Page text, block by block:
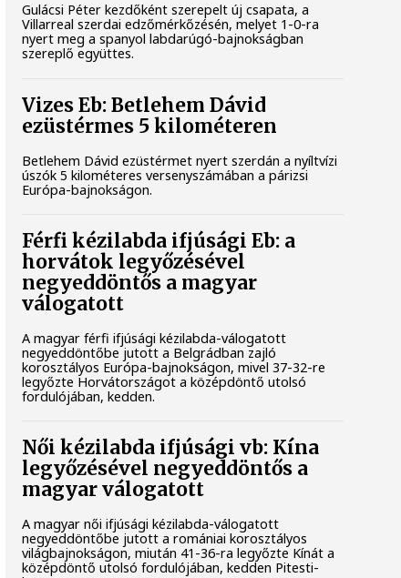
Gulácsi Péter kezdőként szerepelt új csapata, a
Villarreal szerdai edzőmérkőzésén, melyet 1-0-ra
nyert meg a spanyol labdarúgó-bajnokságban
szereplő együttes.
Vizes Eb: Betlehem Dávid
ezüstérmes 5 kilométeren
Betlehem Dávid ezüstérmet nyert szerdán a nyíltvízi
úszók 5 kilométeres versenyszámában a párizsi
Európa-bajnokságon.
Férfi kézilabda ifjúsági Eb: a
horvátok legyőzésével
negyeddöntős a magyar
válogatott
A magyar férfi ifjúsági kézilabda-válogatott
negyeddöntőbe jutott a Belgrádban zajló
korosztályos Európa-bajnokságon, mivel 37-32-re
legyőzte Horvátországot a középdöntő utolsó
fordulójában, kedden.
Női kézilabda ifjúsági vb: Kína
legyőzésével negyeddöntős a
magyar válogatott
A magyar női ifjúsági kézilabda-válogatott
negyeddöntőbe jutott a romániai korosztályos
világbajnokságon, miután 41-36-ra legyőzte Kínát a
középdöntő utolsó fordulójában, kedden Pitesti-